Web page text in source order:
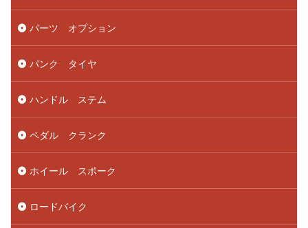
パーツ オプション
パンク タイヤ
ハンドル ステム
ペダル クランク
ホイール スポーク
ロードバイク